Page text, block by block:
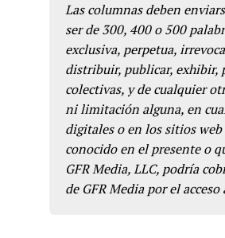
Las columnas deben
ser de 300, 400 o 500
exclusiva, perpetua,
distribuir, publicar, exhibir,
colectivas, y de cualquier
ni limitación alguna, en
digitales o en los sitios
conocido en el presente o
GFR Media, LLC, podría
de GFR Media por el